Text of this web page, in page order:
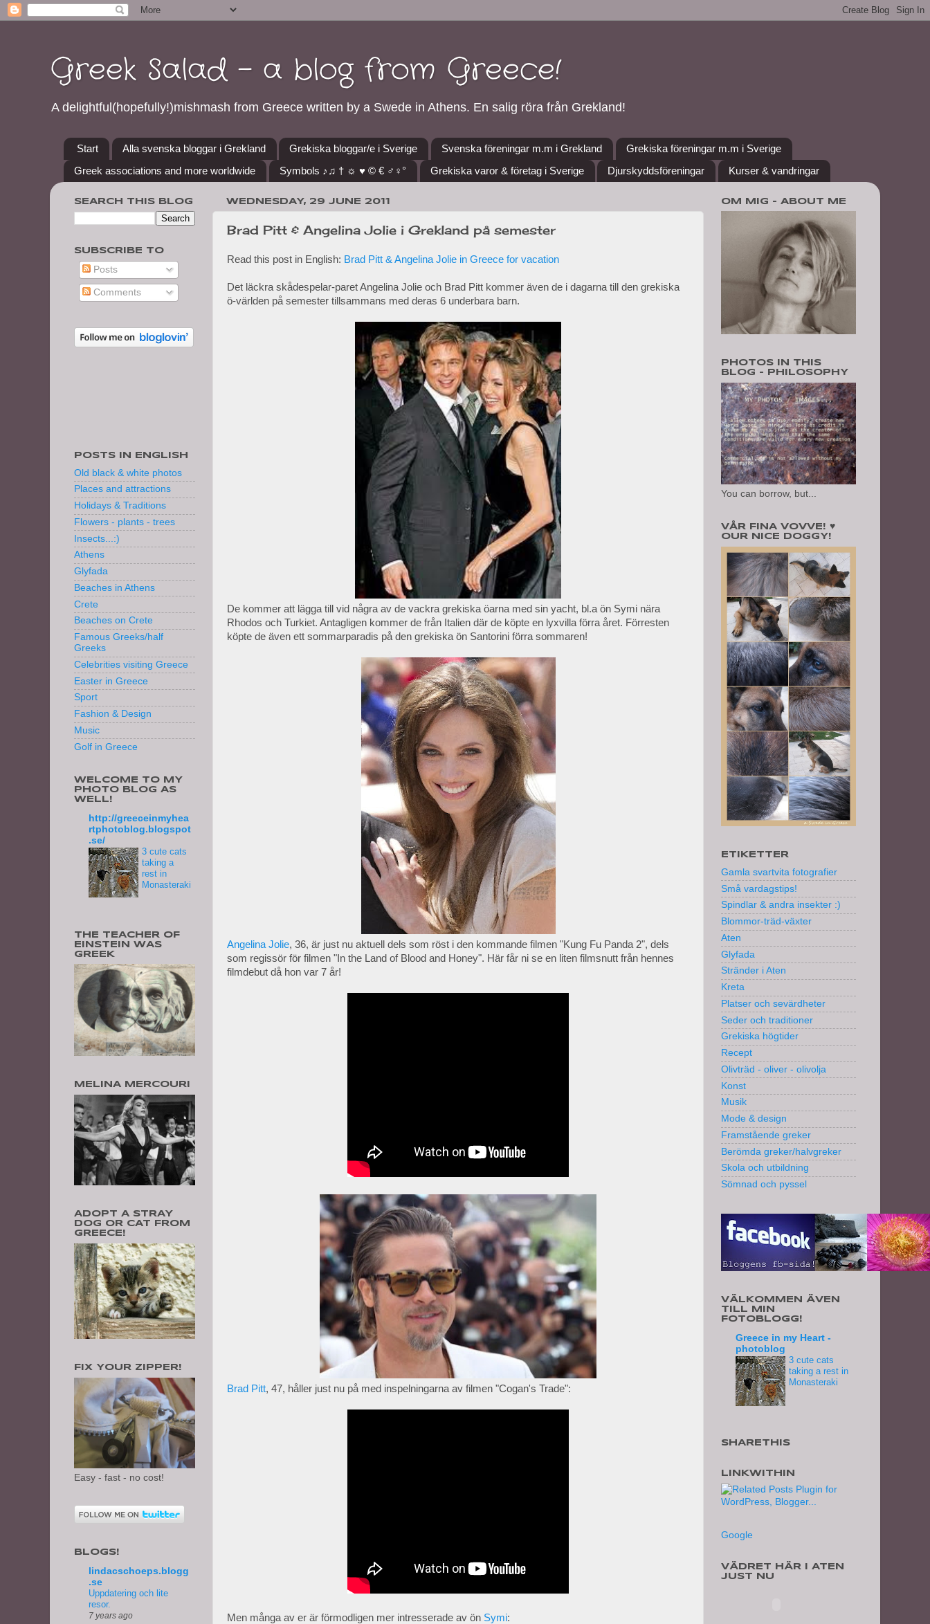
Greek Salad - a blog from Greece!
A delightful(hopefully!)mishmash from Greece written by a Swede in Athens. En salig röra från Grekland!
Start Alla svenska bloggar i Grekland Grekiska bloggar/e i Sverige Svenska föreningar m.m i Grekland
Grekiska föreningar m.m i Sverige
Greek associations and more worldwide
Symbols ♪♫ † ☼ ♥ © € ♂♀° Grekiska varor & företag i Sverige Djurskyddsföreningar Kurser & vandringar
WEDNESDAY, 29 JUNE 2011
Brad Pitt & Angelina Jolie i Grekland på semester
Read this post in English: Brad Pitt & Angelina Jolie in Greece for vacation
Det läckra skådespelar-paret Angelina Jolie och Brad Pitt kommer även de i dagarna till den grekiska
ö-världen på semester tillsammans med deras 6 underbara barn.
De kommer att lägga till vid några av de vackra grekiska öarna med sin yacht, bl.a ön Symi nära
Rhodos och Turkiet. Antagligen kommer de från Italien där de köpte en lyxvilla förra året. Förresten
köpte de även ett sommarparadis på den grekiska ön Santorini förra sommaren!
Angelina Jolie, 36, är just nu aktuell dels som röst i den kommande filmen "Kung Fu Panda 2", dels
som regissör för filmen "In the Land of Blood and Honey". Här får ni se en liten filmsnutt från hennes
filmdebut då hon var 7 år!
Brad Pitt, 47, håller just nu på med inspelningarna av filmen "Cogan's Trade":
Men många av er är förmodligen mer intresserade av ön Symi:
SEARCH THIS BLOG
SUBSCRIBE TO
Posts
Comments
POSTS IN ENGLISH
Old black & white photos
Places and attractions
Holidays & Traditions
Flowers - plants - trees
Insects...:)
Athens
Glyfada
Beaches in Athens
Crete
Beaches on Crete
Famous Greeks/half
Greeks
Celebrities visiting Greece
Easter in Greece
Sport
Fashion & Design
Music
Golf in Greece
WELCOME TO MY
PHOTO BLOG AS
WELL!
http://greeceinmyhea
rtphotoblog.blogspot
.se/
3 cute cats
taking a
rest in
Monasteraki
THE TEACHER OF
EINSTEIN WAS
GREEK
MELINA MERCOURI
ADOPT A STRAY
DOG OR CAT FROM
GREECE!
FIX YOUR ZIPPER!
Easy - fast - no cost!
BLOGS!
lindacschoeps.blogg
.se
Uppdatering och lite
resor.
7 years ago
OM MIG - ABOUT ME
PHOTOS IN THIS
BLOG - PHILOSOPHY
You can borrow, but...
VÅR FINA VOVVE! ♥
OUR NICE DOGGY!
ETIKETTER
Gamla svartvita fotografier
Små vardagstips!
Spindlar & andra insekter :)
Blommor-träd-växter
Aten
Glyfada
Stränder i Aten
Kreta
Platser och sevärdheter
Seder och traditioner
Grekiska högtider
Recept
Olivträd - oliver - olivolja
Konst
Musik
Mode & design
Framstående greker
Berömda greker/halvgreker
Skola och utbildning
Sömnad och pyssel
VÄLKOMMEN ÄVEN
TILL MIN
FOTOBLOGG!
Greece in my Heart -
photoblog
3 cute cats
taking a rest in
Monasteraki
SHARETHIS
LINKWITHIN
Google
VÄDRET HÄR I ATEN
JUST NU